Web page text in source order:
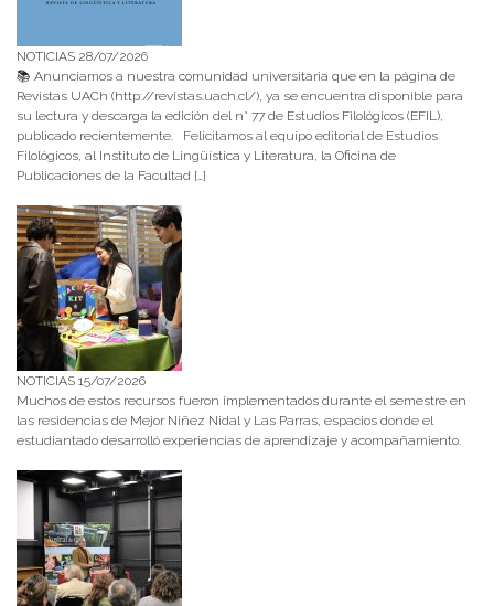
NOTICIAS 28/07/2026
📚 Anunciamos a nuestra comunidad universitaria que en la página de
Revistas UACh (http://revistas.uach.cl/), ya se encuentra disponible para
su lectura y descarga la edición del n° 77 de Estudios Filológicos (EFIL),
publicado recientemente. Felicitamos al equipo editorial de Estudios
Filológicos, al Instituto de Lingüística y Literatura, la Oficina de
Publicaciones de la Facultad […]
NOTICIAS 15/07/2026
Muchos de estos recursos fueron implementados durante el semestre en
las residencias de Mejor Niñez Nidal y Las Parras, espacios donde el
estudiantado desarrolló experiencias de aprendizaje y acompañamiento.